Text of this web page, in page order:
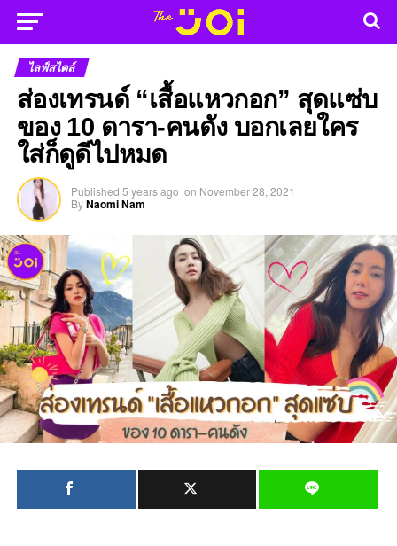
ไลฟ์สไตล์
ส่องเทรนด์ “เสื้อแหวกอก” สุดแซ่บ
ของ 10 ดารา-คนดัง บอกเลยใคร
ใส่ก็ดูดีไปหมด
Published 5 years ago on November 28, 2021
ByNaomi Nam